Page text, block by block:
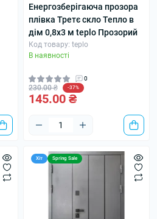
Енергозберігаюча прозора
плівка Третє скло Тепло в
дiм 0,8х3 м teplo Прозорий
Код товару: teplo
В наявності
0
230.00 ₴ -37%
145.00 ₴
Хіт Spring Sale